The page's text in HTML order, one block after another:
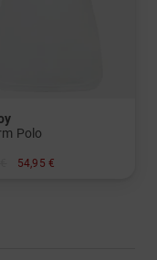
Polo
54,95 €